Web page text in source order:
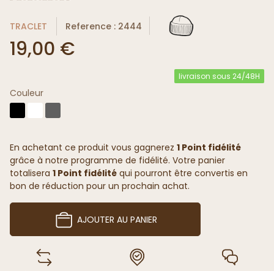
TRACLET Reference : 2444
19,00 €
livraison sous 24/48H
Couleur
En achetant ce produit vous gagnerez 1 Point fidélité
grâce à notre programme de fidélité. Votre panier
totalisera 1 Point fidélité qui pourront être convertis en
bon de réduction pour un prochain achat.
AJOUTER AU PANIER